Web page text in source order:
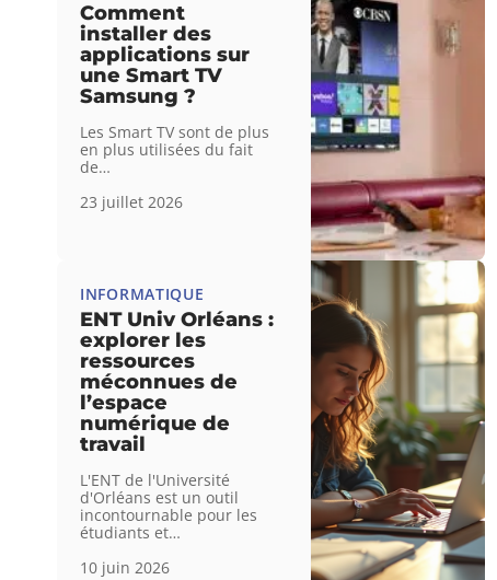
Comment
installer des
applications sur
une Smart TV
Samsung ?
Les Smart TV sont de plus
en plus utilisées du fait
de…
23 juillet 2026
INFORMATIQUE
ENT Univ Orléans :
explorer les
ressources
méconnues de
l’espace
numérique de
travail
L'ENT de l'Université
d'Orléans est un outil
incontournable pour les
étudiants et…
10 juin 2026